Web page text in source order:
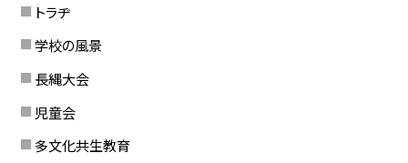
トラヂ
学校の風景
長縄大会
児童会
多文化共生教育